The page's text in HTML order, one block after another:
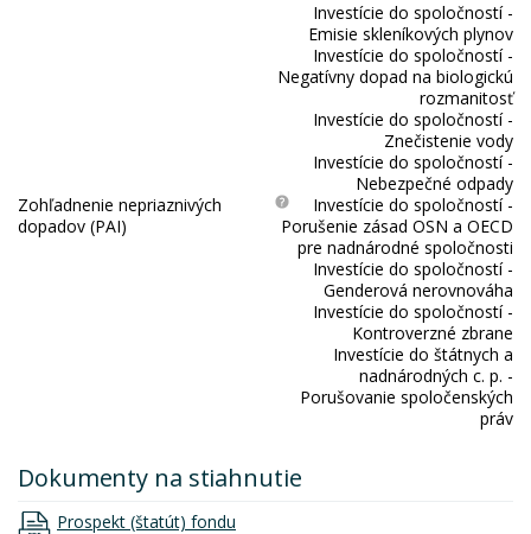
Zohľadnenie nepriaznivých
dopadov (PAI)
Investície do spoločností -
Emisie skleníkových plynov
Investície do spoločností -
Negatívny dopad na biologickú
rozmanitosť
Investície do spoločností -
Znečistenie vody
Investície do spoločností -
Nebezpečné odpady
Investície do spoločností -
Porušenie zásad OSN a OECD
pre nadnárodné spoločnosti
Investície do spoločností -
Genderová nerovnováha
Investície do spoločností -
Kontroverzné zbrane
Investície do štátnych a
nadnárodných c. p. -
Porušovanie spoločenských
práv
Dokumenty na stiahnutie
Prospekt (štatút) fondu